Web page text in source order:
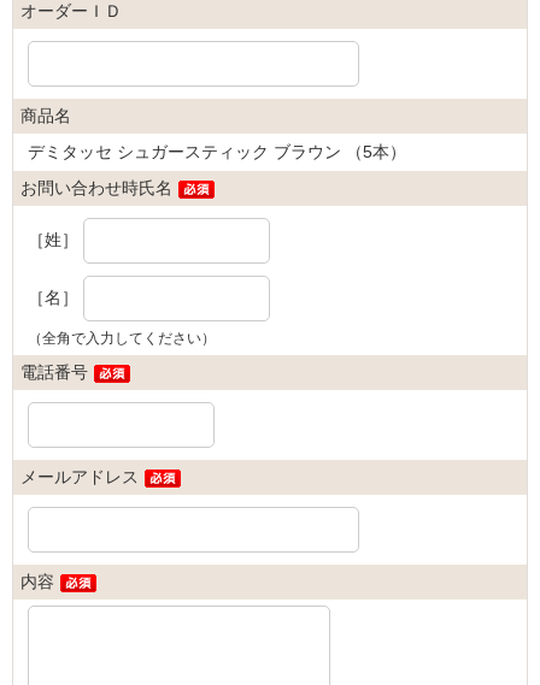
オーダーＩＤ
商品名
デミタッセ シュガースティック ブラウン （5本）
お問い合わせ時氏名
［姓］
［名］
（全角で入力してください）
電話番号
メールアドレス
内容